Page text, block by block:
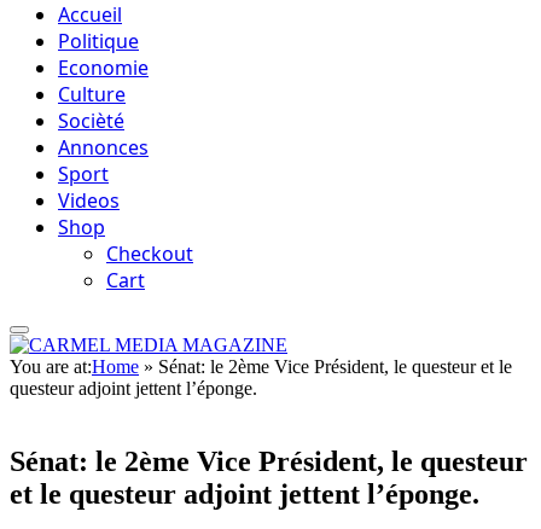
Accueil
Politique
Economie
Culture
Socièté
Annonces
Sport
Videos
Shop
Checkout
Cart
You are at:Home » Sénat: le 2ème Vice Président, le questeur et le
questeur adjoint jettent l’éponge.
Sénat: le 2ème Vice Président, le questeur
et le questeur adjoint jettent l’éponge.